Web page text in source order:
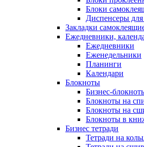
Блоки
Диспенсеры для
Закладки
Ежедневники,
Ежедневники
Еженедельники
Планинги
Календари
Блокноты
Бизнес-
Блокноты на
Блокноты на
Блокноты в
Бизнес тетради
Тетради на